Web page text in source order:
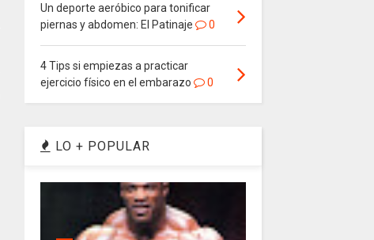
Un deporte aeróbico para tonificar
piernas y abdomen: El Patinaje
0
4 Tips si empiezas a practicar
ejercicio físico en el embarazo
0
LO + POPULAR